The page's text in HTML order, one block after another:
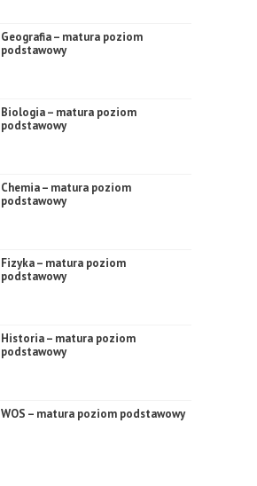
Geografia – matura poziom
podstawowy
Biologia – matura poziom
podstawowy
Chemia – matura poziom
podstawowy
Fizyka – matura poziom
podstawowy
Historia – matura poziom
podstawowy
WOS – matura poziom podstawowy